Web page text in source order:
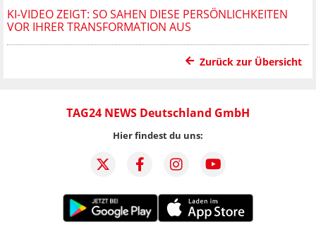
KI-VIDEO ZEIGT: SO SAHEN DIESE PERSÖNLICHKEITEN
VOR IHRER TRANSFORMATION AUS
Zurück zur Übersicht
TAG24 NEWS Deutschland GmbH
Hier findest du uns: